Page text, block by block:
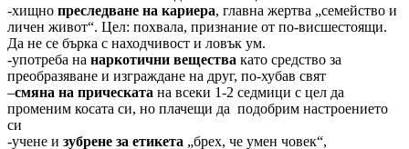
-хищно преследване на кариера, главна жертва „семейство и
личен живот“. Цел: похвала, признание от по-висшестоящи.
Да не се бърка с находчивост и ловък ум.
-употреба на наркотични вещества като средство за
преобразяване и изграждане на друг, по-хубав свят
–смяна на прическата на всеки 1-2 седмици с цел да
променим косата си, но плачещи да подобрим настроението
си
-учене и зубрене за етикета „брех, че умен човек“,